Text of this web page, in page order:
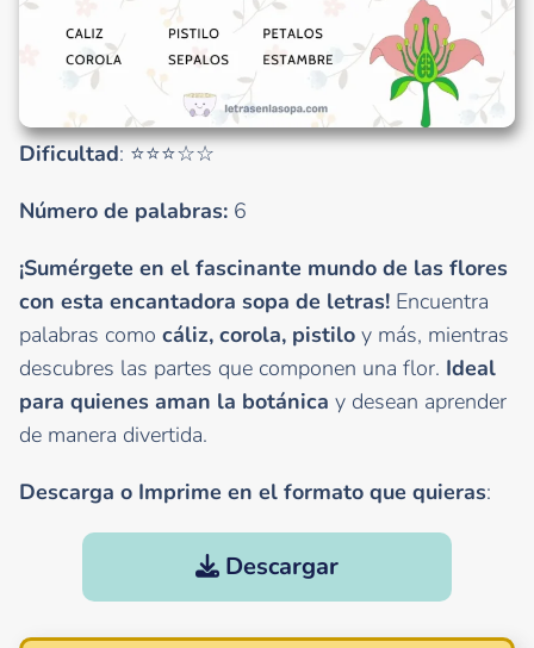
Dificultad: ⭐⭐⭐☆☆
Número de palabras: 6
¡Sumérgete en el fascinante mundo de las flores
con esta encantadora sopa de letras! Encuentra
palabras como cáliz, corola, pistilo y más, mientras
descubres las partes que componen una flor. Ideal
para quienes aman la botánica y desean aprender
de manera divertida.
Descarga o Imprime en el formato que quieras:
Descargar